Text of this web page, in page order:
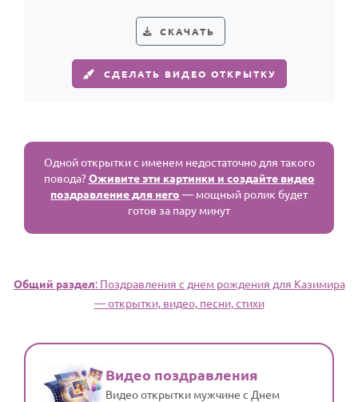
СКАЧАТЬ
СДЕЛАТЬ ВИДЕО ОТКРЫТКУ
Одной открытки с именем недостаточно для такого
повода?Оживите эти картинки и создайте видео
поздравление для него — мощный ролик будет
готов за пару минут
Общий раздел: Поздравления с днем рождения для Казимира
— открытки, видео, песни, стихи
Видео поздравления
Видео открытки мужчине с Днем